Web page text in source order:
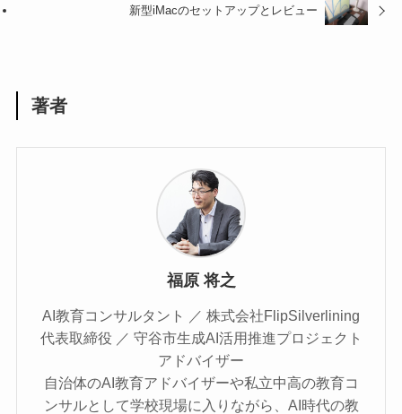
新型iMacのセットアップとレビュー
著者
福原 将之
AI教育コンサルタント ／ 株式会社FlipSilverlining
代表取締役 ／ 守谷市生成AI活用推進プロジェクト
アドバイザー
自治体のAI教育アドバイザーや私立中高の教育コ
ンサルとして学校現場に入りながら、AI時代の教